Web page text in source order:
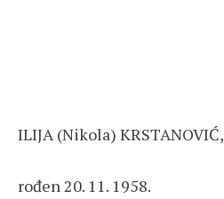
ILIJA (Nikola) KRSTANOVIĆ,
rođen 20. 11. 1958.